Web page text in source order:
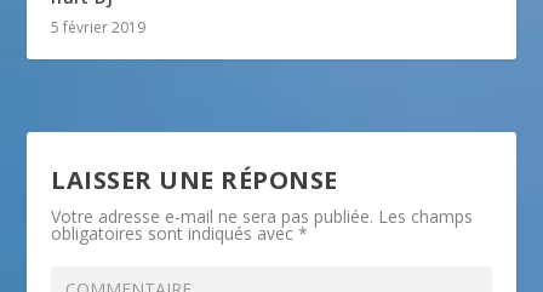
5 février 2019
LAISSER UNE RÉPONSE
Votre adresse e-mail ne sera pas publiée. Les champs
obligatoires sont indiqués avec*